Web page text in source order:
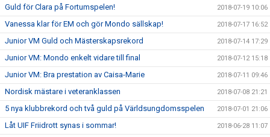
Guld för Clara på Fortumspelen! 2018-07-19 10:06
Vanessa klar för EM och gör Mondo sällskap! 2018-07-17 16:52
Junior VM Guld och Mästerskapsrekord 2018-07-14 17:29
Junior VM: Mondo enkelt vidare till final 2018-07-12 15:18
Junior VM: Bra prestation av Caisa-Marie 2018-07-11 09:46
Nordisk mästare i veteranklassen 2018-07-08 21:21
5 nya klubbrekord och två guld på Världsungdomsspelen 2018-07-01 21:06
Låt UIF Friidrott synas i sommar! 2018-06-28 11:07